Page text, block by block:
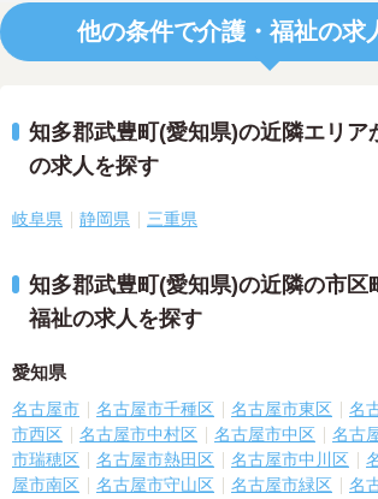
他の条件で介護・福祉の求
知多郡武豊町(愛知県)の近隣エリア
の求人を探す
岐阜県 静岡県 三重県
知多郡武豊町(愛知県)の近隣の市区
福祉の求人を探す
愛知県
名古屋市 名古屋市千種区 名古屋市東区 名
市西区
名古屋市中村区 名古屋市中区 名古
市瑞穂区
名古屋市熱田区 名古屋市中川区
屋市南区
名古屋市守山区 名古屋市緑区 名